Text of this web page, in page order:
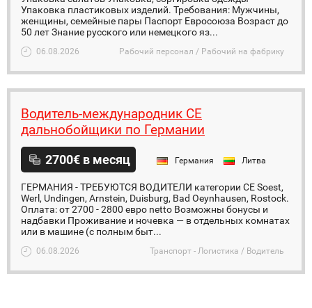
Упаковка пластиковых изделий. Требования: Мужчины,
женщины, семейные пары Паспорт Евросоюза Возраст до
50 лет Знание русского или немецкого яз...
06.08.2026 Рабочий персонал / Рабочий на фабрику
Водитель-международник СЕ
дальнобойщики по Германии
2700€ в месяц Германия Литва
ГЕРМАНИЯ - ТРЕБУЮТСЯ ВОДИТЕЛИ категории CE Soest,
Werl, Undingen, Arnstein, Duisburg, Bad Oeynhausen, Rostock.
Оплата: от 2700 - 2800 евро netto Возможны бонусы и
надбавки Проживание и ночевка — в отдельных комнатах
или в машине (с полным быт...
06.08.2026 Транспорт - Логистика / Водитель